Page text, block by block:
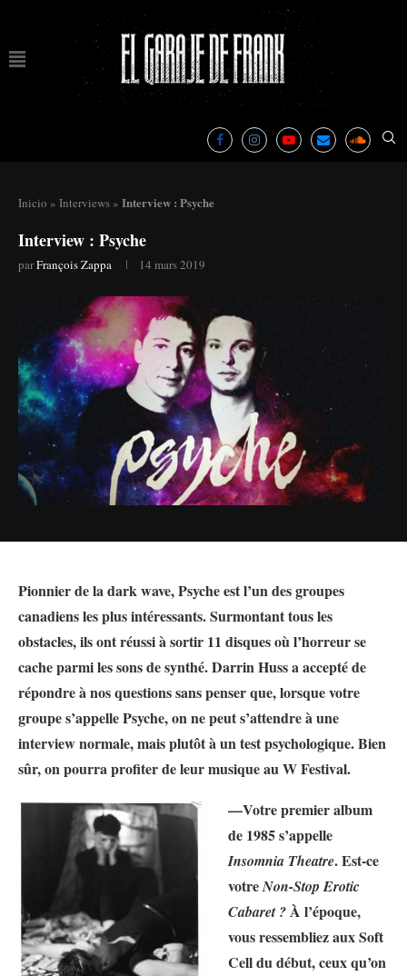
Inicio » Interviews » Interview : Psyche
Interview : Psyche
parFrançois Zappa 14 mars 2019
Pionnier de la dark wave, Psyche est l’un des groupes
canadiens les plus intéressants. Surmontant tous les
obstacles, ils ont réussi à sortir 11 disques où l’horreur se
cache parmi les sons de synthé. Darrin Huss a accepté de
répondre à nos questions sans penser que, lorsque votre
groupe s’appelle Psyche, on ne peut s’attendre à une
interview normale, mais plutôt à un test psychologique. Bien
sûr, on pourra profiter de leur musique au W Festival.
—Votre premier album
de 1985 s’appelle
Insomnia Theatre. Est-ce
votreNon-Stop Erotic
Cabaret ?À l’époque,
vous ressembliez aux Soft
Cell du début, ceux qu’on